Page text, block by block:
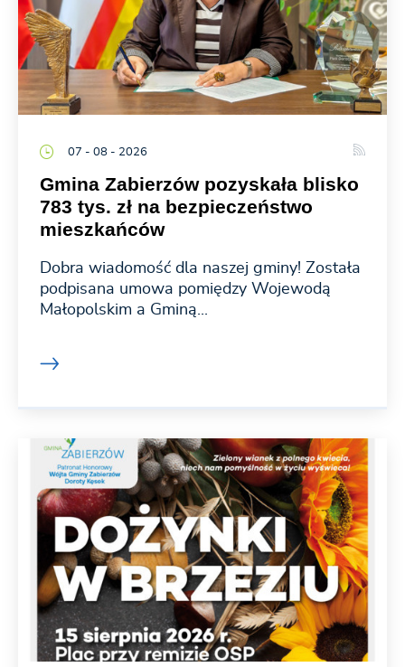
07 - 08 - 2026
Gmina Zabierzów pozyskała blisko
783 tys. zł na bezpieczeństwo
mieszkańców
Dobra wiadomość dla naszej gminy! Została
podpisana umowa pomiędzy Wojewodą
Małopolskim a Gminą...